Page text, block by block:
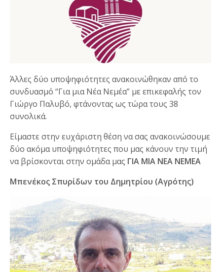
Άλλες δύο υποψηφιότητες ανακοινώθηκαν από το
συνδυασμό “Για μια Νέα Νεμέα” με επικεφαλής τον
Γιώργο Παλυβό, φτάνοντας ως τώρα τους 38
συνολικά.
Είμαστε στην ευχάριστη θέση να σας ανακοινώσουμε
δύο ακόμα υποψηφιότητες που μας κάνουν την τιμή
να βρίσκονται στην ομάδα μας ΓΙΑ ΜΙΑ ΝΕΑ ΝΕΜΕΑ
Μπενέκος Σπυρίδων του Δημητρίου (Αγρότης)